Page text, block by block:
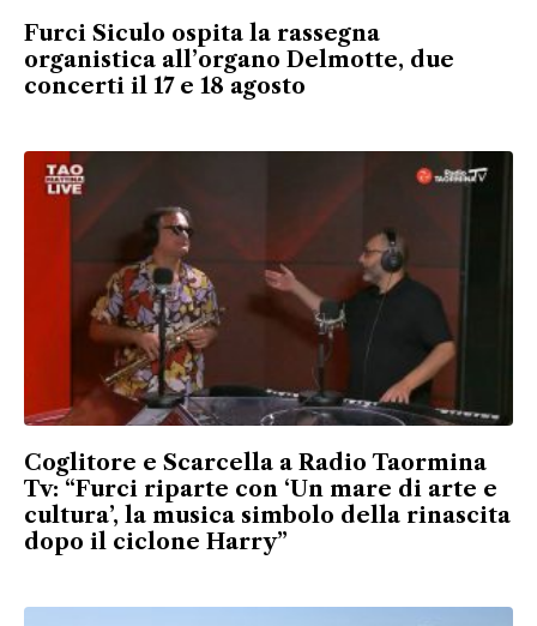
Furci Siculo ospita la rassegna
organistica all’organo Delmotte, due
concerti il 17 e 18 agosto
Coglitore e Scarcella a Radio Taormina
Tv: “Furci riparte con ‘Un mare di arte e
cultura’, la musica simbolo della rinascita
dopo il ciclone Harry”